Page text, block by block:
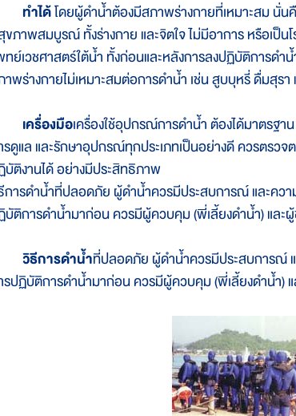
ทำได้โดยผู้ดำน้ำต้องมีสภาพร่างกายที่เหมาะสม
ภาพสมบูรณ์ ทั้งร่างกาย และจิตใจ ไม่มีอาการ หรือเ
ย์เวชศาสตร์ใต้น้ำ ทั้งก่อนและหลังการลงปฏิบัติการดำ
พร่างกายไม่เหมาะสมต่อการดำน้ำ เช่น สูบบุหรี่ ดื่มสุร
เครื่องมือเครื่องใช้อุปกรณ์การดำน้ำ ต้องได้มาตรฐ
ดูแล และรักษาอุปกรณ์ทุกประเภทเป็นอย่างดี ควรตรว
ติงานได้ อย่างมีประสิทธิภาพ
การดำน้ำที่ปลอดภัย ผู้ดำน้ำควรมีประสบการณ์ และคว
ติการดำน้ำมาก่อน ควรมีผู้ควบคุม (พี่เลี้ยงดำน้ำ) และ
วิธีการดำน้ำที่ปลอดภัย ผู้ดำน้ำควรมีประสบการณ์
ปฏิบัติการดำน้ำมาก่อน ควรมีผู้ควบคุม (พี่เลี้ยงดำน้ำ)